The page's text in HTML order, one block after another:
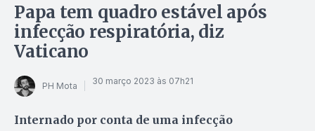
Papa tem quadro estável após
infecção respiratória, diz
Vaticano
PH Mota 30 março 2023 às 07h21
Internado por conta de uma infecção